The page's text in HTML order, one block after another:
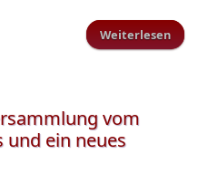
Weiterlesen
vom
und ein neues